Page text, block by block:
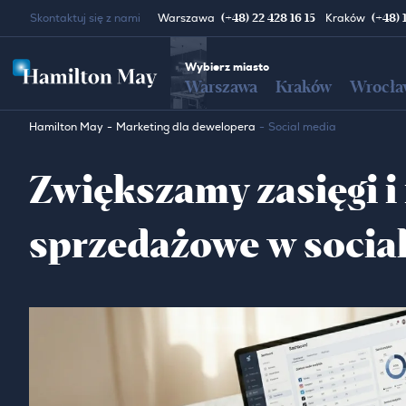
Skontaktuj się z nami Warszawa (+48) 22 428 16 15 Kraków (+48)
Wybierz miasto
Warszawa Kraków
Hamilton May Marketing dla dewelopera Social media
Zwiększamy zasięgi
sprzedażowe w